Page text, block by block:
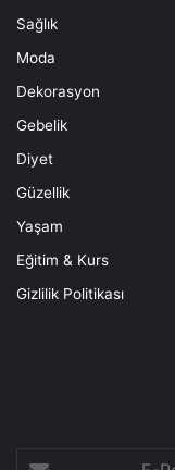
Sağlık
Moda
Dekorasyon
Gebelik
Diyet
Güzellik
Yaşam
Eğitim & Kurs
Gizlilik Politikası